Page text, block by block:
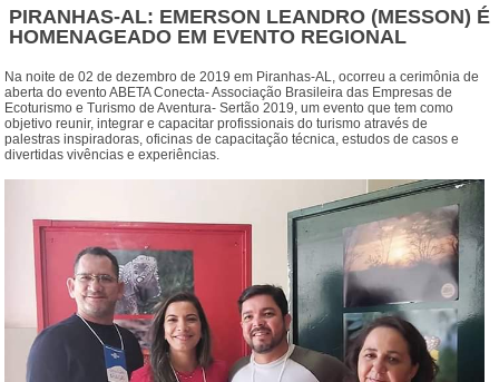
PIRANHAS-AL: EMERSON LEANDRO (MESSON) É
HOMENAGEADO EM EVENTO REGIONAL
Na noite de 02 de dezembro de 2019 em Piranhas-AL, ocorreu a cerimônia de
aberta do evento ABETA Conecta- Associação Brasileira das Empresas de
Ecoturismo e Turismo de Aventura- Sertão 2019, um evento que tem como
objetivo reunir, integrar e capacitar profissionais do turismo através de
palestras inspiradoras, oficinas de capacitação técnica, estudos de casos e
divertidas vivências e experiências.